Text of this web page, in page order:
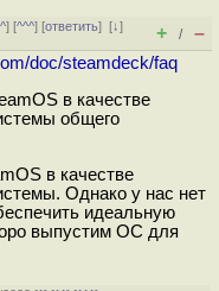
] [^^^] [ответить][↓]
+ / –
doc/steamdeck/faq
в качестве
общего
в качестве
Однако у нас нет
идеальную
выпустим ОС для